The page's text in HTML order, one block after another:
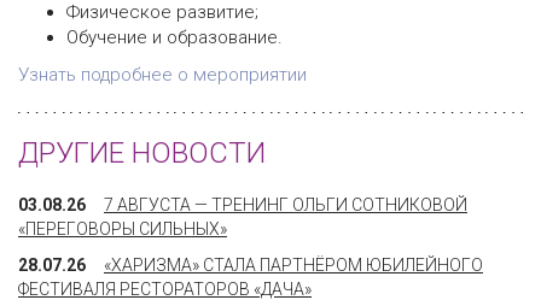
Физическое развитие;
Обучение и образование.
Узнать подробнее о мероприятии
ДРУГИЕ НОВОСТИ
03.08.26
7 АВГУСТА — ТРЕНИНГ ОЛЬГИ СОТНИКОВОЙ
«ПЕРЕГОВОРЫ СИЛЬНЫХ»
28.07.26
«ХАРИЗМА» СТАЛА ПАРТНЁРОМ ЮБИЛЕЙНОГО
ФЕСТИВАЛЯ РЕСТОРАТОРОВ «ДАЧА»